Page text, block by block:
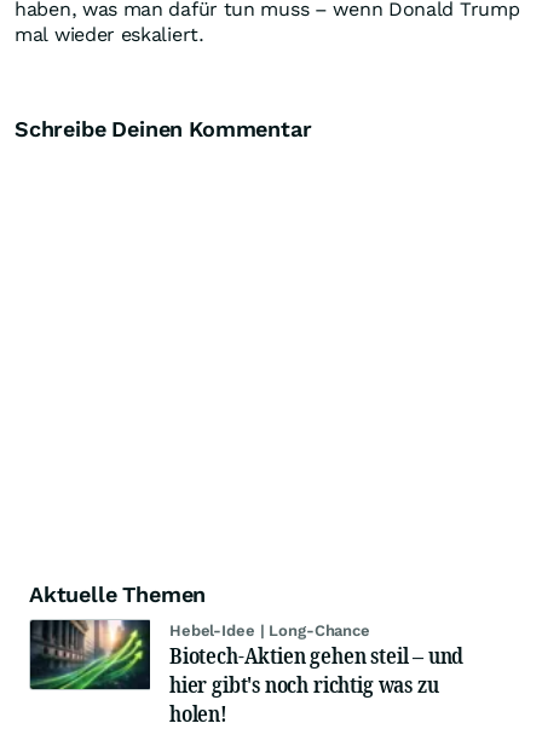
haben, was man dafür tun muss – wenn Donald Trump
mal wieder eskaliert.
Schreibe Deinen Kommentar
Aktuelle Themen
Hebel-Idee | Long-Chance
Biotech-Aktien gehen steil – und
hier gibt's noch richtig was zu
holen!